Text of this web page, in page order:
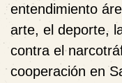
entendimiento
arte, el deporte,
contra el
cooperación en